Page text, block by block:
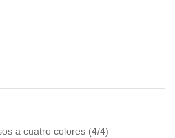
a cuatro colores (4/4)